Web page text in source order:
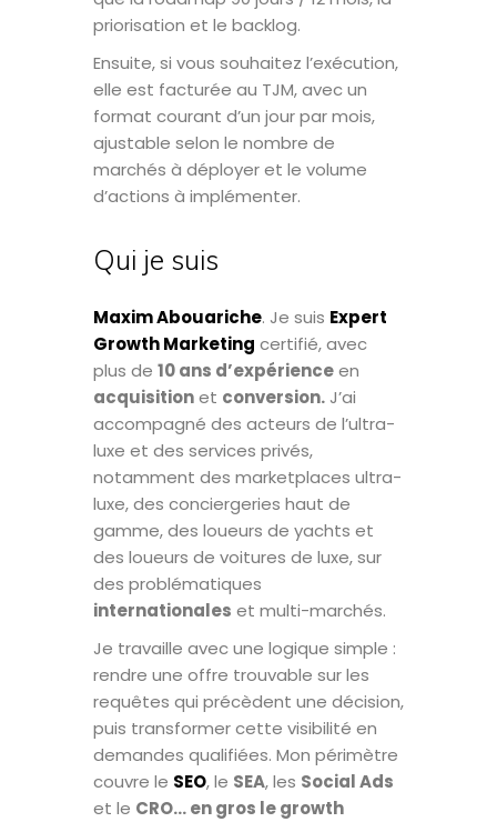
priorisation et le backlog.
Ensuite, si vous souhaitez l’exécution,
elle est facturée au TJM, avec un
format courant d’un jour par mois,
ajustable selon le nombre de
marchés à déployer et le volume
d’actions à implémenter.
Qui je suis
Maxim Abouariche. Je suis Expert
Growth Marketing certifié, avec
plus de 10 ans d’expérienceen
acquisitionet conversion. J’ai
accompagné des acteurs de l’ultra-
luxe et des services privés,
notamment des marketplaces ultra-
luxe, des conciergeries haut de
gamme, des loueurs de yachts et
des loueurs de voitures de luxe, sur
des problématiques
internationales et multi-marchés.
Je travaille avec une logique simple :
rendre une offre trouvable sur les
requêtes qui précèdent une décision,
puis transformer cette visibilité en
demandes qualifiées. Mon périmètre
couvre le SEO, le SEA, les Social Ads
et le CRO… en gros le growth